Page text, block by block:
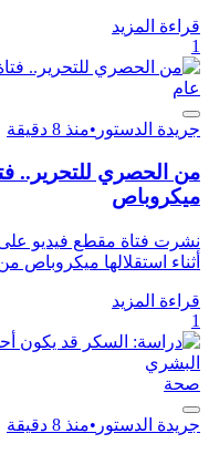
قراءة المزيد
1
عام
جريدة الدستور •منذ 8 دقيقة
من الحصري للتحرير..
ميكروباص
نشرت فتاة مقطع فيديو
أثناء استقلالها ميكروباص من
قراءة المزيد
1
صحة
جريدة الدستور •منذ 8 دقيقة